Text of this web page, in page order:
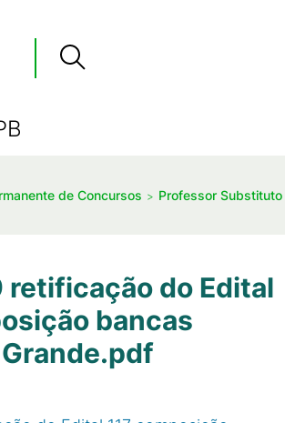
de Concursos Professor Substituto
retificação do Edital
bancas